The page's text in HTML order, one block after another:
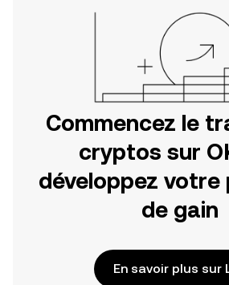
Commencez le
cryptos sur
développez
de gain
En savoir plus sur